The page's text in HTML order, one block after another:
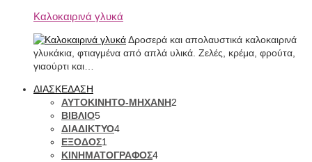
Καλοκαιρινά γλυκά
Δροσερά και απολαυστικά καλοκαιρινά
γλυκάκια, φτιαγμένα από απλά υλικά. Ζελές, κρέμα, φρούτα,
γιαούρτι και…
ΔΙΑΣΚΕΔΑΣΗ
ΑΥΤΟΚΙΝΗΤΟ-ΜΗΧΑΝΗ2
ΒΙΒΛΙΟ5
ΔΙΑΔΙΚΤΥΟ4
ΕΞΟΔΟΣ1
ΚΙΝΗΜΑΤΟΓΡΑΦΟΣ4